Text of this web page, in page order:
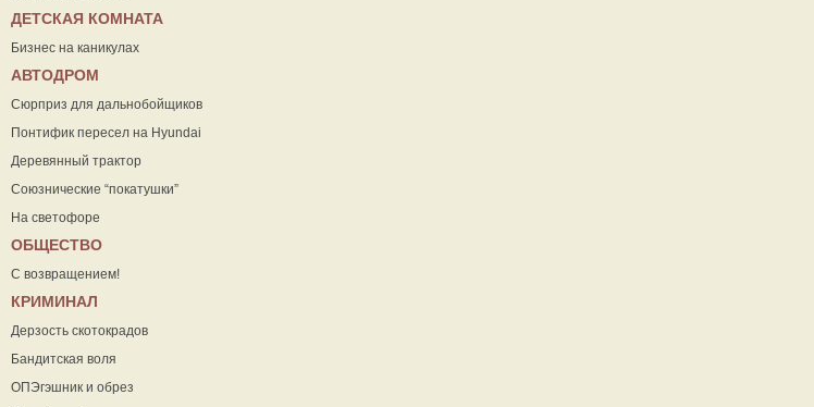
ДЕТСКАЯ КОМНАТА
Бизнес на каникулах
АВТОДРОМ
Сюрприз для дальнобойщиков
Понтифик пересел на Hyundai
Деревянный трактор
Союзнические “покатушки”
На светофоре
ОБЩЕСТВО
С возвращением!
КРИМИНАЛ
Дерзость скотокрадов
Бандитская воля
ОПЭгэшник и обрез